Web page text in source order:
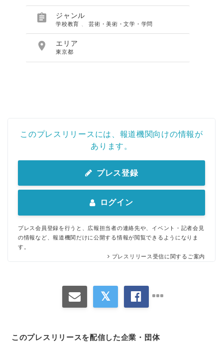
 ジャンル
学校教育 、芸術・美術・文学・学問
 エリア
東京都
このプレスリリースには、報道機関向けの情報が
あります。
プレス登録
ログイン
プレス会員登録を行うと、広報担当者の連絡先や、イベント・記者会見
の情報など、報道機関だけに公開する情報が閲覧できるようになりま
す。
プレスリリース受信に関するご案内
このプレスリリースを配信した企業・団体